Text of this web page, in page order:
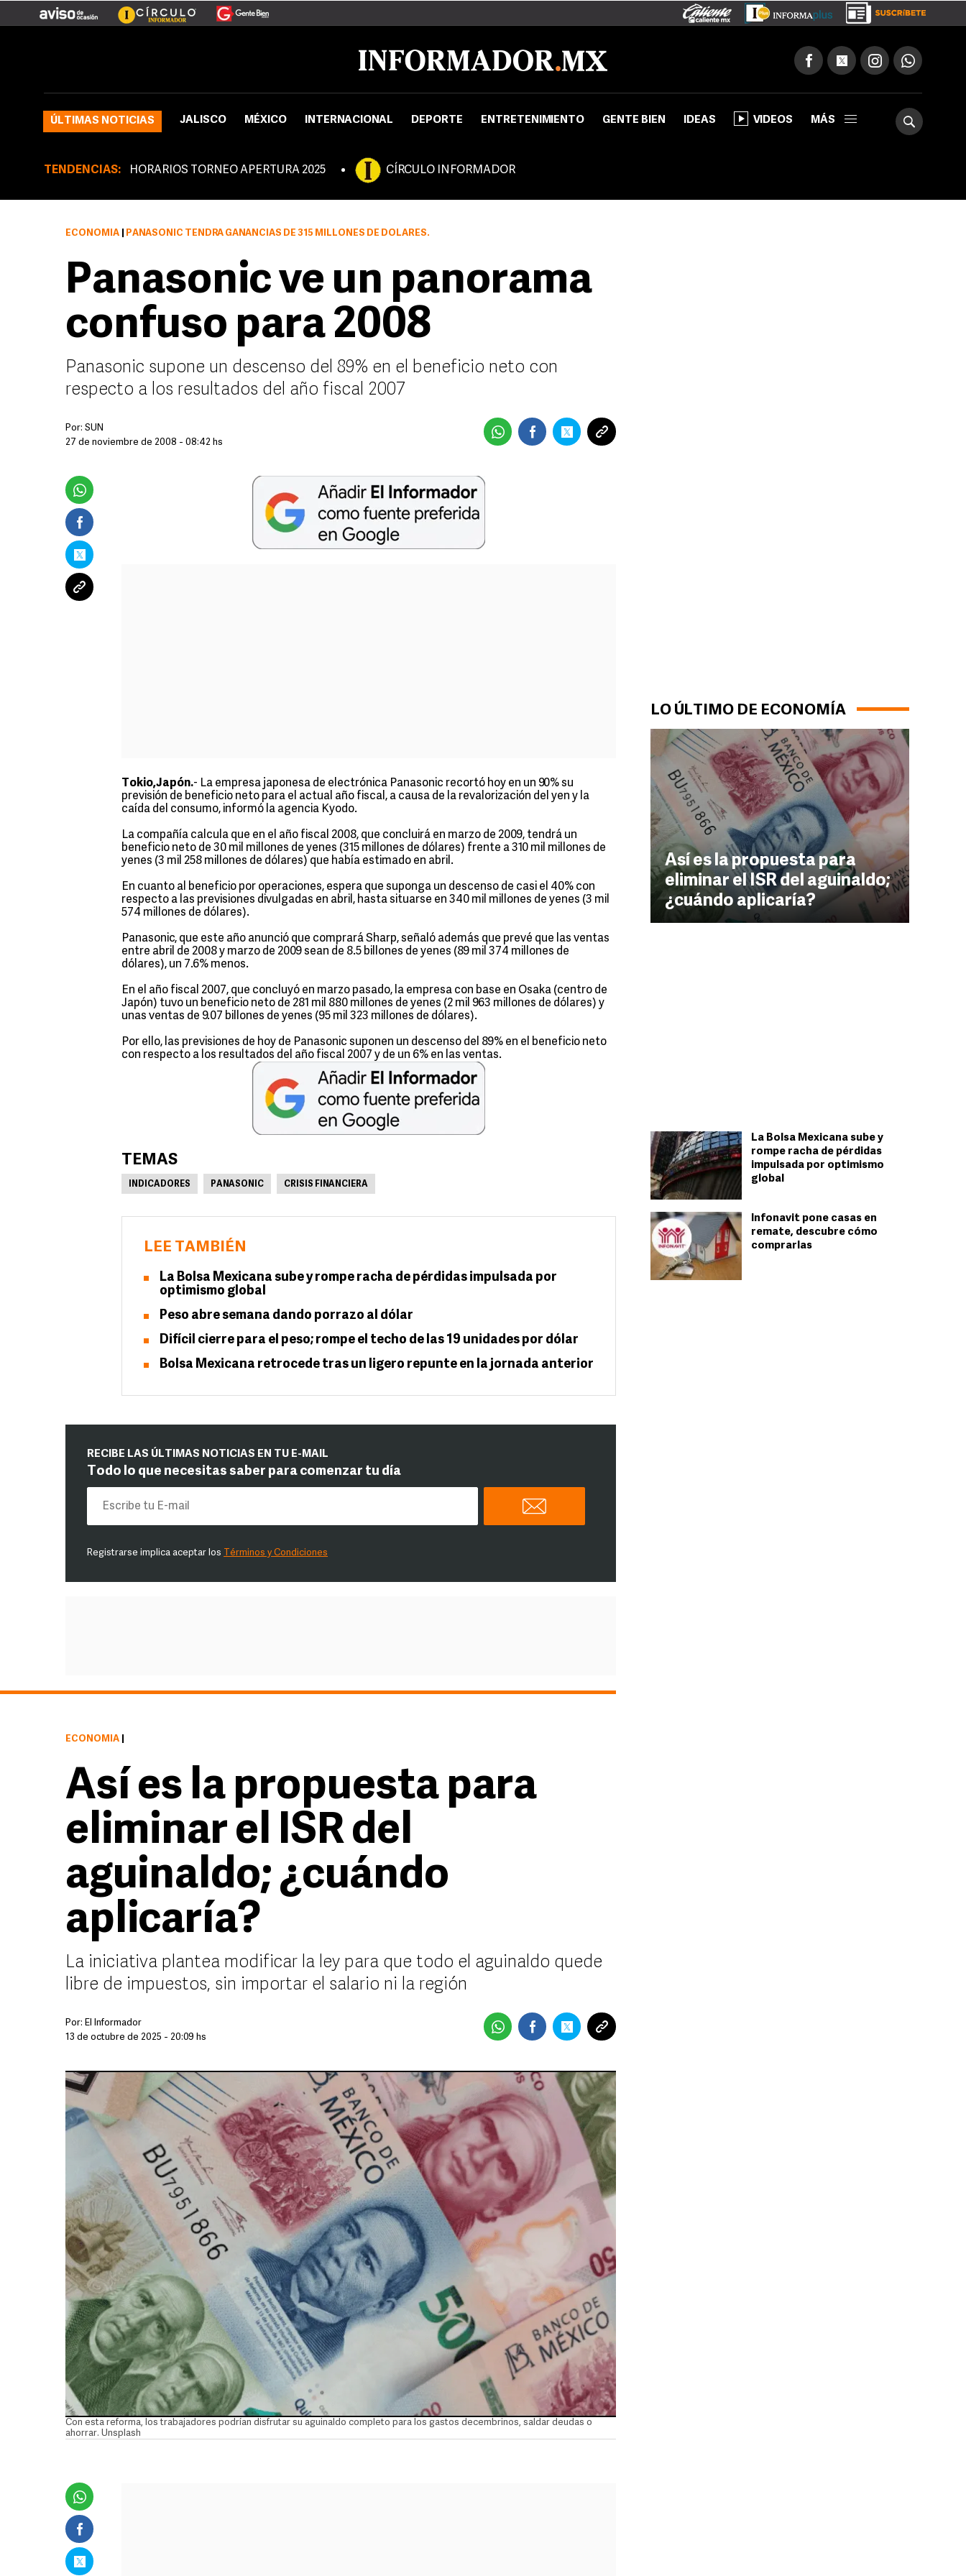
ÚLTIMAS NOTICIAS JALISCO MÉXICO INTERNACIONAL DEPORTE ENTRETENIMIENTO GENTE BIEN IDEAS VIDEOS MÁS
TENDENCIAS: HORARIOS TORNEO APERTURA 2025 CÍRCULO INFORMADOR
LO ÚLTIMO DE ECONOMÍA
Así es la propuesta para
eliminar el ISR del aguinaldo;
¿cuándo aplicaría?
La Bolsa Mexicana sube y
rompe racha de pérdidas
impulsada por optimismo
global
Infonavit pone casas en
remate, descubre cómo
comprarlas
ECONOMÍA PANASONIC TENDRÁ GANANCIAS DE 315 MILLONES DE DÓLARES.
Panasonic ve un panorama
confuso para 2008
Panasonic supone un descenso del 89% en el beneficio neto con
respecto a los resultados del año fiscal 2007
Por: SUN
27 de noviembre de 2008 - 08:42 hs
Tokio,Japón.- La empresa japonesa de electrónica Panasonic recortó hoy en un 90% su
previsión de beneficio neto para el actual año fiscal, a causa de la revalorización del yen y la
caída del consumo, informó la agencia Kyodo.
La compañía calcula que en el año fiscal 2008, que concluirá en marzo de 2009, tendrá un
beneficio neto de 30 mil millones de yenes (315 millones de dólares) frente a 310 mil millones de
yenes (3 mil 258 millones de dólares) que había estimado en abril.
En cuanto al beneficio por operaciones, espera que suponga un descenso de casi el 40% con
respecto a las previsiones divulgadas en abril, hasta situarse en 340 mil millones de yenes (3 mil
574 millones de dólares).
Panasonic, que este año anunció que comprará Sharp, señaló además que prevé que las ventas
entre abril de 2008 y marzo de 2009 sean de 8.5 billones de yenes (89 mil 374 millones de
dólares), un 7.6% menos.
En el año fiscal 2007, que concluyó en marzo pasado, la empresa con base en Osaka (centro de
Japón) tuvo un beneficio neto de 281 mil 880 millones de yenes (2 mil 963 millones de dólares) y
unas ventas de 9.07 billones de yenes (95 mil 323 millones de dólares).
Por ello, las previsiones de hoy de Panasonic suponen un descenso del 89% en el beneficio neto
con respecto a los resultados del año fiscal 2007 y de un 6% en las ventas.
TEMAS
INDICADORES PANASONIC CRISIS FINANCIERA
LEE TAMBIÉN
La Bolsa Mexicana sube y rompe racha de pérdidas impulsada por
optimismo global
Peso abre semana dando porrazo al dólar
Difícil cierre para el peso; rompe el techo de las 19 unidades por dólar
Bolsa Mexicana retrocede tras un ligero repunte en la jornada anterior
RECIBE LAS ÚLTIMAS NOTICIAS EN TU E-MAIL
Todo lo que necesitas saber para comenzar tu día
Registrarse implica aceptar los Términos y Condiciones
ECONOMÍA
Así es la propuesta para
eliminar el ISR del
aguinaldo; ¿cuándo
aplicaría?
La iniciativa plantea modificar la ley para que todo el aguinaldo quede
libre de impuestos, sin importar el salario ni la región
Por: El Informador
13 de octubre de 2025 - 20:09 hs
Con esta reforma, los trabajadores podrían disfrutar su aguinaldo completo para los gastos decembrinos, saldar deudas o
ahorrar. Unsplash